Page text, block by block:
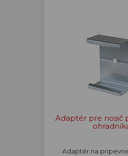
Adaptér pre nosič
Adaptér na